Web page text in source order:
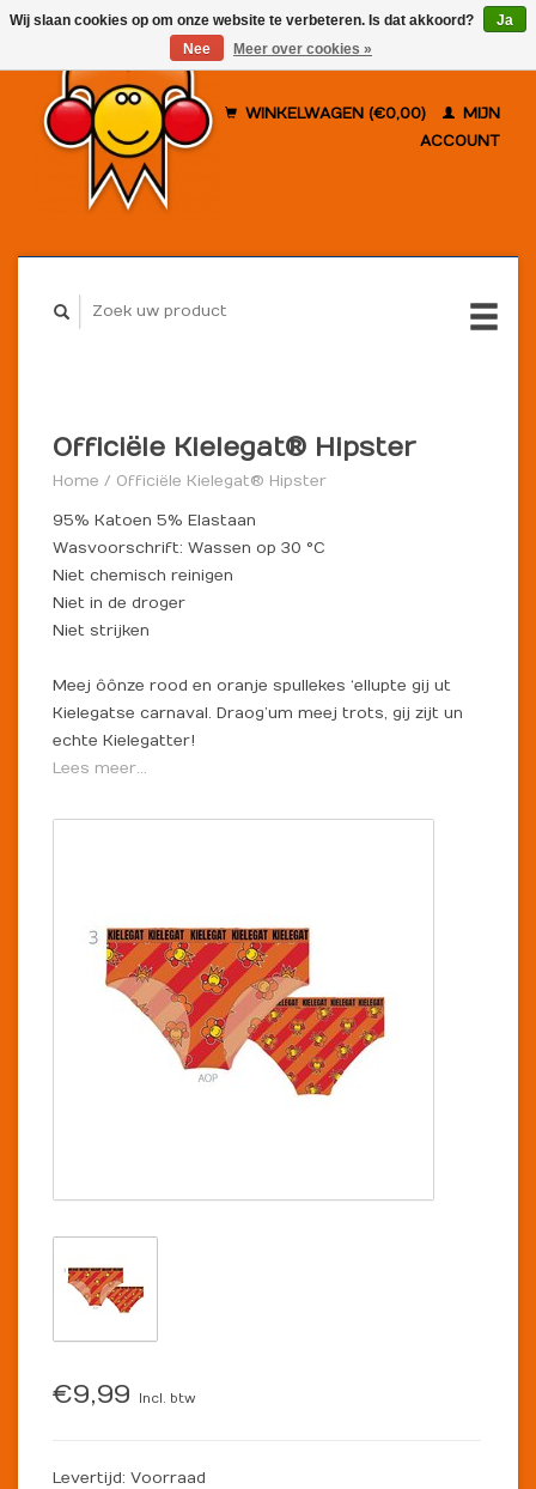
WINKELWAGEN (€0,00)
MIJN
ACCOUNT
Officiële Kielegat® Hipster
Home / Officiële Kielegat® Hipster
95% Katoen 5% Elastaan
Wasvoorschrift: Wassen op 30 °C
Niet chemisch reinigen
Niet in de droger
Niet strijken
Meej ôônze rood en oranje spullekes ‘ellupte gij ut
Kielegatse carnaval. Draog’um meej trots, gij zijt un
echte Kielegatter!
Lees meer...
€9,99 Incl. btw
Levertijd: Voorraad
Wij slaan cookies op om onze website te verbeteren. Is dat akkoord?
Ja
Nee
Meer over cookies »